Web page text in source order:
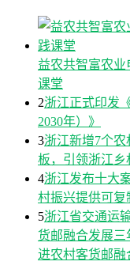
益农共智富农
课堂
2浙江正式印发
2030年）》
3浙江新增7个
板，引领浙江
4浙江发布十大
村振兴提供可复
5浙江省交通运
货邮融合发展三
进农村客货邮融